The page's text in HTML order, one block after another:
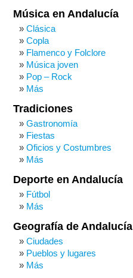
Música en Andalucía
Clásica
Copla
Flamenco y Folclore
Música joven
Pop – Rock
Más
Tradiciones
Gastronomía
Fiestas
Oficios y Costumbres
Más
Deporte en Andalucía
Fútbol
Más
Geografía de Andalucía
Ciudades
Pueblos y lugares
Más